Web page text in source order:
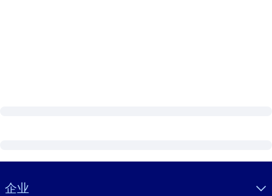
Visually hidden Text
企业